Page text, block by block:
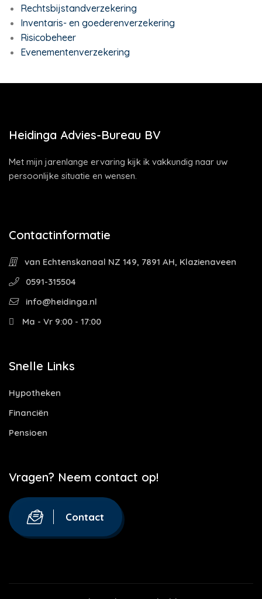
Rechtsbijstandverzekering
Inventaris- en goederenverzekering
Risicobeheer
Evenementenverzekering
Heidinga Advies-Bureau BV
Met mijn jarenlange ervaring kijk ik vakkundig naar uw
persoonlijke situatie en wensen.
Contactinformatie
van Echtenskanaal NZ 149, 7891 AH, Klazienaveen
0591-315504
info@heidinga.nl
Ma - Vr 9:00 - 17:00
Snelle Links
Hypotheken
Financiën
Pensioen
Vragen? Neem contact op!
Contact